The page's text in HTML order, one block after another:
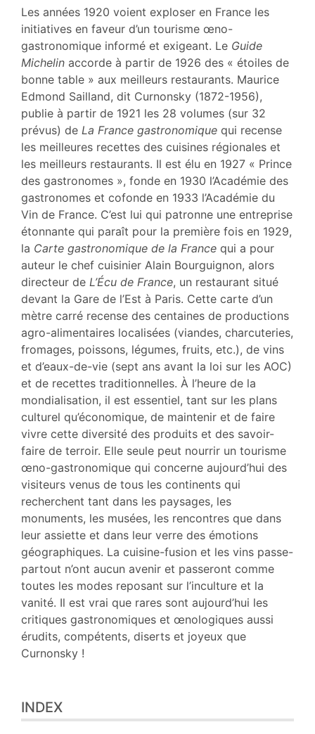
Texte
Notes
Illustrations
Citer cet article
Auteur
Les années 1920 voient exploser en France les
initiatives en faveur d’un tourisme œno-
gastronomique informé et exigeant. Le Guide
Michelin accorde à partir de 1926 des « étoiles de
bonne table » aux meilleurs restaurants. Maurice
Edmond Sailland, dit Curnonsky (1872-1956),
publie à partir de 1921 les 28 volumes (sur 32
prévus) de La France gastronomique qui recense
les meilleures recettes des cuisines régionales et
les meilleurs restaurants. Il est élu en 1927 « Prince
des gastronomes », fonde en 1930 l’Académie des
gastronomes et cofonde en 1933 l’Académie du
Vin de France. C’est lui qui patronne une entreprise
étonnante qui paraît pour la première fois en 1929,
la Carte gastronomique de la France qui a pour
auteur le chef cuisinier Alain Bourguignon, alors
directeur de L’Écu de France, un restaurant situé
devant la Gare de l’Est à Paris. Cette carte d’un
mètre carré recense des centaines de productions
agro-alimentaires localisées (viandes, charcuteries,
fromages, poissons, légumes, fruits, etc.), de vins
et d’eaux-de-vie (sept ans avant la loi sur les AOC)
et de recettes traditionnelles. À l’heure de la
mondialisation, il est essentiel, tant sur les plans
culturel qu’économique, de maintenir et de faire
vivre cette diversité des produits et des savoir-
faire de terroir. Elle seule peut nourrir un tourisme
œno-gastronomique qui concerne aujourd’hui des
visiteurs venus de tous les continents qui
recherchent tant dans les paysages, les
monuments, les musées, les rencontres que dans
leur assiette et dans leur verre des émotions
géographiques. La cuisine-fusion et les vins passe-
partout n’ont aucun avenir et passeront comme
toutes les modes reposant sur l’inculture et la
vanité. Il est vrai que rares sont aujourd’hui les
critiques gastronomiques et œnologiques aussi
érudits, compétents, diserts et joyeux que
Curnonsky !
INDEX